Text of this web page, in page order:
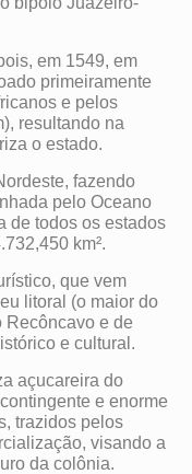
em 1549, em
primeiramente
e pelos
resultando na
o estado.
fazendo
pelo Oceano
de todos os estados
km².
que vem
litoral (o maior do
Recôncavo e de
e cultural.
açucareira do
e enorme
trazidos pelos
visando a
da colônia.